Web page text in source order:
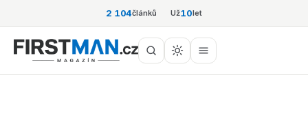
2 104článků Už10let